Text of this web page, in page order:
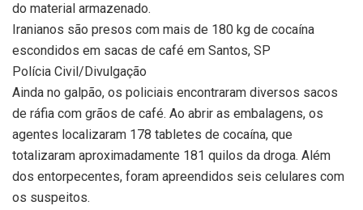
do material armazenado.
Iranianos são presos com mais de 180 kg de cocaína
escondidos em sacas de café em Santos, SP
Polícia Civil/Divulgação
Ainda no galpão, os policiais encontraram diversos sacos
de ráfia com grãos de café. Ao abrir as embalagens, os
agentes localizaram 178 tabletes de cocaína, que
totalizaram aproximadamente 181 quilos da droga. Além
dos entorpecentes, foram apreendidos seis celulares com
os suspeitos.